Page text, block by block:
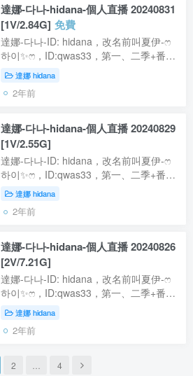
達娜-다나-hidana-個人直播 20240831
[1V/2.84G] 免費
達娜-다나-ID: hidana，改名前叫夏伊-ෆ
하이✨ෆ，ID:qwas33，第一、二季+番外
都有參加的老人，有點像江疏影，第二季
摘下的口罩番外篇又重新帶了上去。
【資源型別】：影片【是否有碼】：無碼
達娜 hidana
2年前
達娜-다나-hidana-個人直播 20240829
[1V/2.55G]
達娜-다나-ID: hidana，改名前叫夏伊-ෆ
하이✨ෆ，ID:qwas33，第一、二季+番外
都有參加的老人，有點像江疏影，第二季
摘下的口罩番外篇又重新帶了上去。
【資源型別】：影片【是否有碼】：無碼
達娜 hidana
2年前
達娜-다나-hidana-個人直播 20240826
[2V/7.21G]
達娜-다나-ID: hidana，改名前叫夏伊-ෆ
하이✨ෆ，ID:qwas33，第一、二季+番外
都有參加的老人，有點像江疏影，第二季
摘下的口罩番外篇又重新帶了上去。
【資源型別】：影片【是否有碼】：無碼
達娜 hidana
2年前
2 4